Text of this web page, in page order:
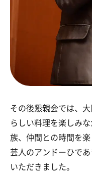
その後懇親会では、
らしい料理を楽しみ
族、仲間との時間を楽
芸人のアンドーひで
いただきました。